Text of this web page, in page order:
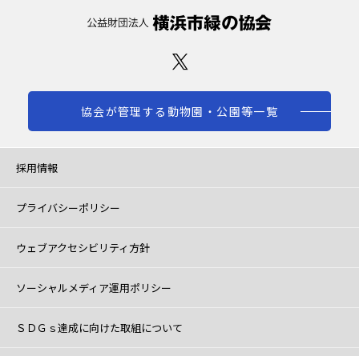
協会が管理する動物園・公園等一覧
採用情報
プライバシーポリシー
ウェブアクセシビリティ方針
ソーシャルメディア運用ポリシー
ＳＤＧｓ達成に向けた取組について